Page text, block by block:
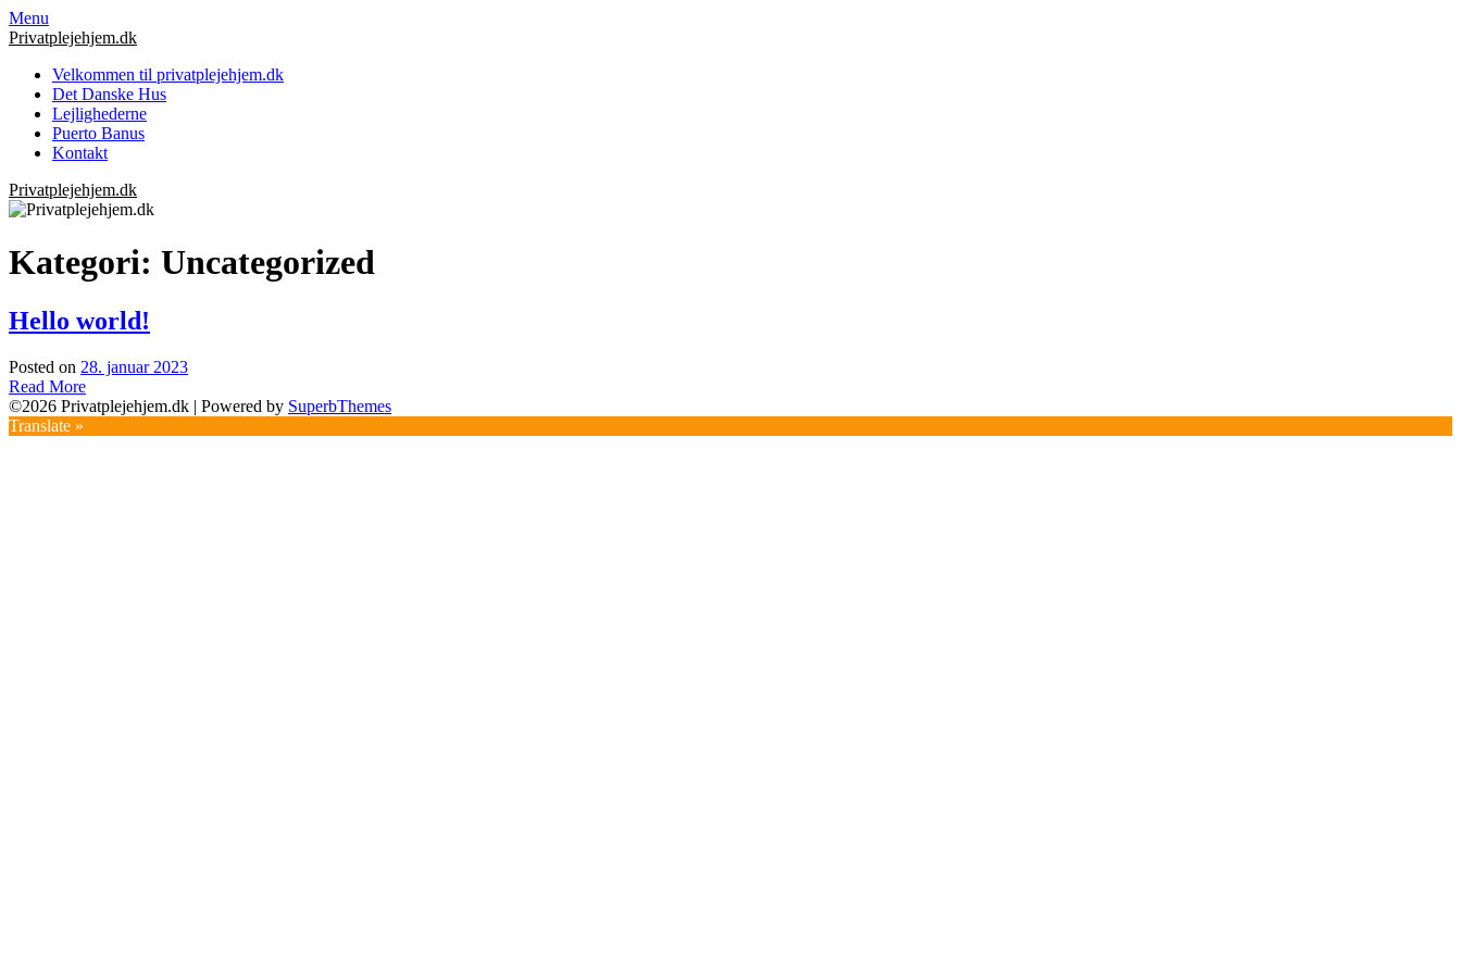
Skip
to
Menu
Privatplejehjem.dk
Velkommen til privatplejehjem.dk
Det Danske Hus
Lejlighederne
Puerto Banus
Kontakt
Privatplejehjem.dk
Kategori: Uncategorized
Hello world!
Posted on 28. januar 2023
Read More
©2026 Privatplejehjem.dk | Powered by SuperbThemes
Translate »